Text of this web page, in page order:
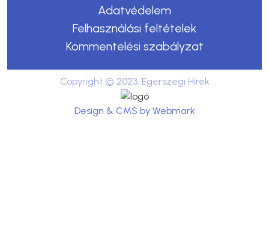
Adatvédelem
Felhasználási feltételek
Kommentelési szabályzat
Copyright © 2023. Egerszegi Hírek
Design & CMS by Webmark